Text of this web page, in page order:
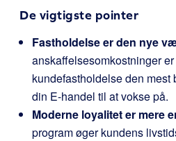
De vigtigste pointer
Fastholdelse er den nye
anskaffelsesomkostninger
kundefastholdelse den
din E-handel til at vokse på.
Moderne loyalitet er mere
program øger kundens